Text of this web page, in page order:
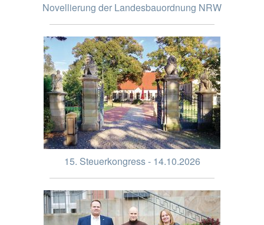
Novellierung der Landesbauordnung NRW
15. Steuerkongress - 14.10.2026